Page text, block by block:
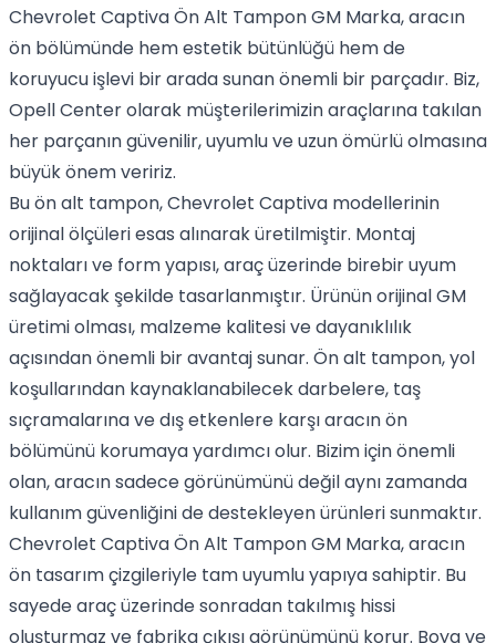
Chevrolet Captiva Ön Alt Tampon GM Marka, aracın
ön bölümünde hem estetik bütünlüğü hem de
koruyucu işlevi bir arada sunan önemli bir parçadır. Biz,
Opell Center olarak müşterilerimizin araçlarına takılan
her parçanın güvenilir, uyumlu ve uzun ömürlü olmasına
büyük önem veririz.
Bu ön alt tampon, Chevrolet Captiva modellerinin
orijinal ölçüleri esas alınarak üretilmiştir. Montaj
noktaları ve form yapısı, araç üzerinde birebir uyum
sağlayacak şekilde tasarlanmıştır. Ürünün orijinal GM
üretimi olması, malzeme kalitesi ve dayanıklılık
açısından önemli bir avantaj sunar. Ön alt tampon, yol
koşullarından kaynaklanabilecek darbelere, taş
sıçramalarına ve dış etkenlere karşı aracın ön
bölümünü korumaya yardımcı olur. Bizim için önemli
olan, aracın sadece görünümünü değil aynı zamanda
kullanım güvenliğini de destekleyen ürünleri sunmaktır.
Chevrolet Captiva Ön Alt Tampon GM Marka, aracın
ön tasarım çizgileriyle tam uyumlu yapıya sahiptir. Bu
sayede araç üzerinde sonradan takılmış hissi
oluşturmaz ve fabrika çıkışı görünümünü korur. Boya ve